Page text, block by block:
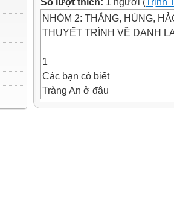
NHÓM 2: THẮNG, HÙNG,
THUYẾT TRÌNH VỀ DANH
1
Các bạn có biết
Tràng An ở đâu